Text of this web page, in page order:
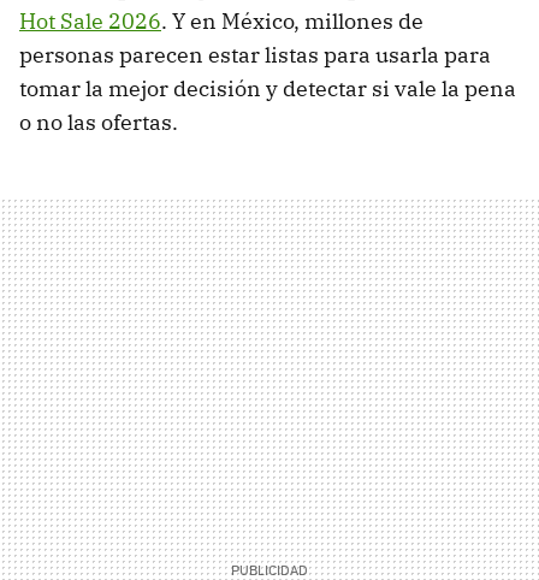
Hot Sale 2026. Y en México, millones de
personas parecen estar listas para usarla para
tomar la mejor decisión y detectar si vale la pena
o no las ofertas.